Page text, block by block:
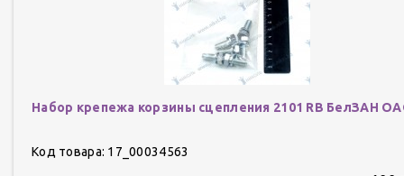
Набор крепежа корзины сцепления 2101 RB БелЗАН
Код товара: 17_00034563